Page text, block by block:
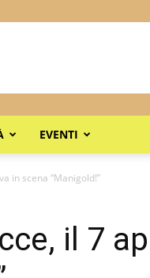
EVENTI
in scena “Manigold!”
il 7